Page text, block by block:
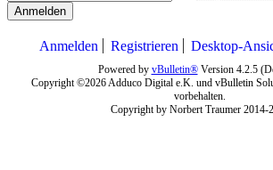
Anmelden
Anmelden Registrieren Desktop-
Powered by vBulletin®Version 4.2.5
Copyright ©2026 Adduco Digital e.K. und vBulletin
vorbehalten.
Copyright by Norbert Traumer 2014-